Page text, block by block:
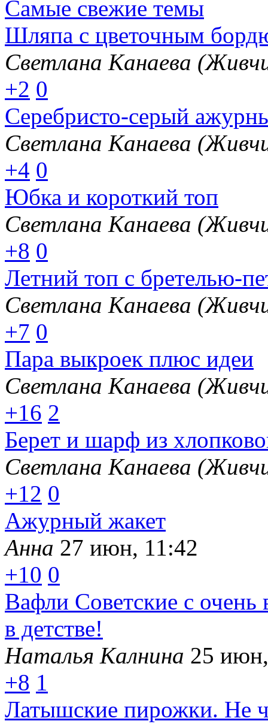
Самые свежие темы
Шляпа с цветочным
Светлана Канаева
+2 0
Серебристо-серый
Светлана Канаева
+4 0
Юбка и короткий топ
Светлана Канаева
+8 0
Летний топ с бретелью-
Светлана Канаева
+7 0
Пара выкроек плюс идеи
Светлана Канаева
+16 2
Берет и шарф из
Светлана Канаева
+12 0
Ажурный жакет
Анна 27 июн, 11:42
+10 0
Вафли Советские с
в детстве!
Наталья Калнина 25
+8 1
Латышские пирожки. Не